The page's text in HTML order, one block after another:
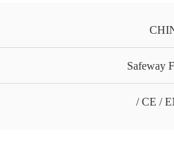
Safeway
CE /